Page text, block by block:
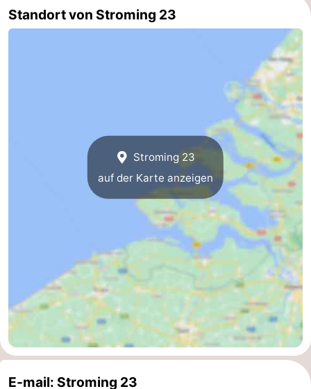
Oosterschelde
Burgh
-
Mantelingen
Westkapelle
Natur
Walcherse
-
Dishoek
-
Standort von Stroming 23
Stroming 23
auf der Karte anzeigen
E-mail: Stroming 23